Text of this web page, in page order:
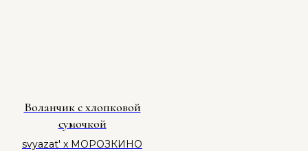
Воланчик с хлопковой
сумочкой
svyazat' x МОРОЗКИНО